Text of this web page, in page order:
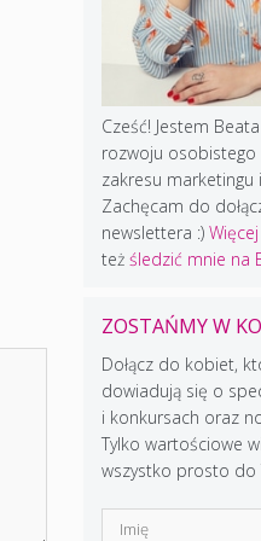
Cześć! Jestem
rozwoju osobistego
zakresu marketingu
Zachęcam do
newslettera :) Więcej
też śledzić mnie na
ZOSTAŃMY W
Dołącz do kobiet,
dowiadują się o
i konkursach oraz
Tylko wartościowe
wszystko prosto do